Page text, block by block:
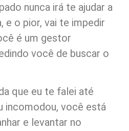
nunca irá te ajudar a
e o pior, vai te impedir
é um gestor
você de buscar o
que eu te falei até
incomodou, você está
e levantar no